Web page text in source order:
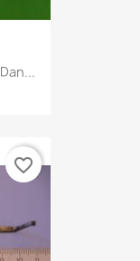
favorite_border